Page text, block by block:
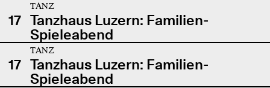
17
TANZ
Tanzhaus Luzern: Familien-
Spieleabend
17
TANZ
Tanzhaus Luzern: Familien-
Spieleabend